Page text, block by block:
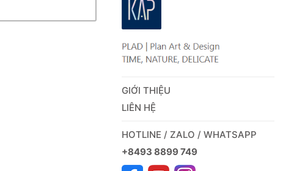
GIỚI THIỆU
LIÊN HỆ
HOTLINE / ZALO / WHATSAPP
+8493 8899 749